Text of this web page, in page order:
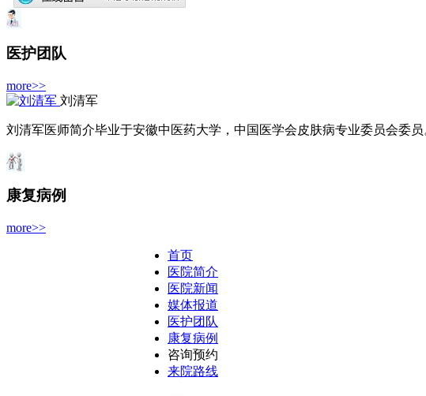
医护团队
more>>
刘清军
刘清军医师简介毕业于安徽中医药大学，中国医学会皮肤病专业委员会委员
康复病例
more>>
首页
医院简介
医院新闻
媒体报道
医护团队
康复病例
咨询预约
来院路线